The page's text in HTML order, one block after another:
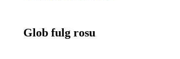
Glob fulg rosu